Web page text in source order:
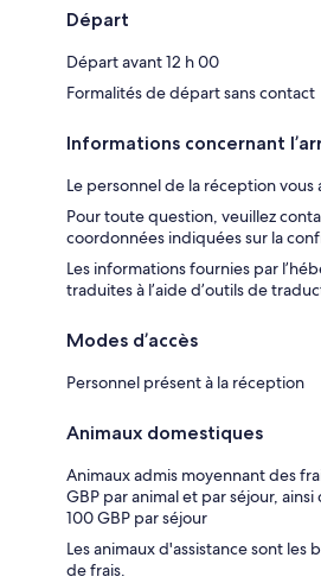
Départ
Départ avant 12 h 00
Formalités de départ sans contact
Informations concernant
Le personnel de la réception vous
Pour toute question, veuillez
coordonnées indiquées sur la
Les informations fournies par
traduites à l’aide d’outils de
Modes d’accès
Personnel présent à la réception
Animaux domestiques
Animaux admis moyennant des
GBP par animal et par séjour,
100 GBP par séjour
Les animaux d'assistance sont
de frais.